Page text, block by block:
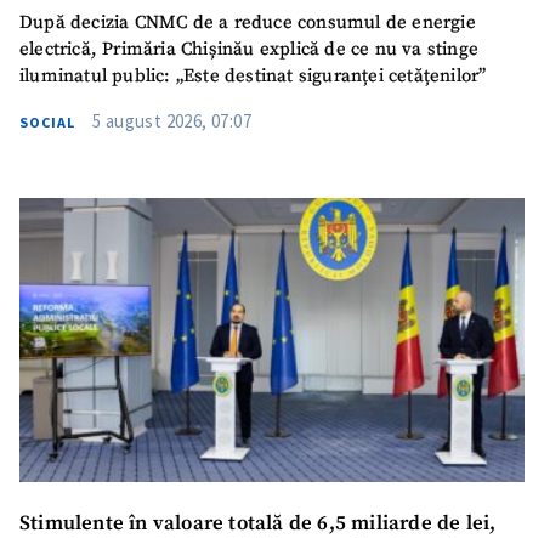
După decizia CNMC de a reduce consumul de energie
electrică, Primăria Chișinău explică de ce nu va stinge
iluminatul public: „Este destinat siguranței cetățenilor”
SOCIAL 5 august 2026, 07:07
Stimulente în valoare totală de 6,5 miliarde de lei,